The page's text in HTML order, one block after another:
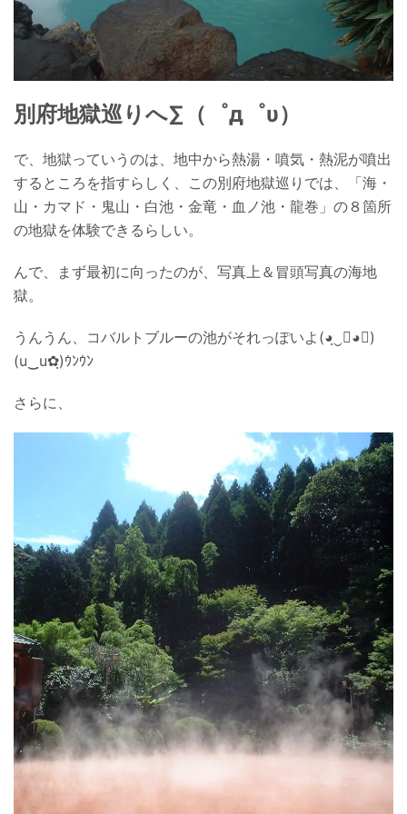
別府地獄巡り へ∑（゜д゜υ）
で、地獄っていうのは、地中から熱湯・噴気・熱泥が噴出
するところを指すらしく、この別府地獄巡りでは、「海・
山・カマド・鬼山・白池・金竜・血ノ池・龍巻」の８箇所
の地獄を体験できるらしい。
んで、まず最初に向ったのが、写真上＆冒頭写真の海地
獄。
うんうん、コバルトブルーの池がそれっぽいよ(◕ฺ‿ฺ◕✿)
(u‿ฺu✿ฺ)ｳﾝｳﾝ
さらに、